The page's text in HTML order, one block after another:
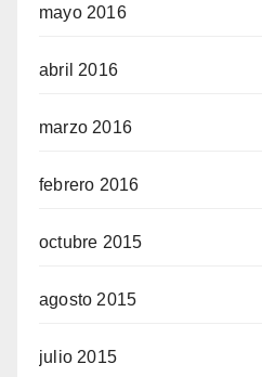
mayo 2016
abril 2016
marzo 2016
febrero 2016
octubre 2015
agosto 2015
julio 2015